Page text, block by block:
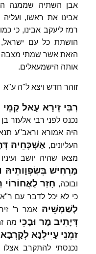
אבן השתיה שממנה
אבינו את ראשו,
רמז ליעקב אבינו, כי
הושתת כל עם ישראל,
הזאת אשר שמתי מצבה
אותה הישמעאלים.
זוהר חדש ויצא ל"ה ע"א
רִבִּי זֵירָא עָאל קַמֵּי
נכנס לפני רבי אלעזר
היה אמורא וראב"ע
העליונים, אַשְׁכְּחֵיהּ
מצאו שהיה יושב
מַרְחִישׁ בְּשִׂפְוָותֵיהּ
ובוכה, חָזַר לַאֲחוֹרוֹי
כי לא יכל לדבר עם
לְשַׁמָּשֵׁיהּ אמר ר'
דְּיָתִיב מָר וּבָכֵי מה
זִמְנֵי עַיִּילְנָא לְקָרְבָא
נכנסתי להתקרב אצלו